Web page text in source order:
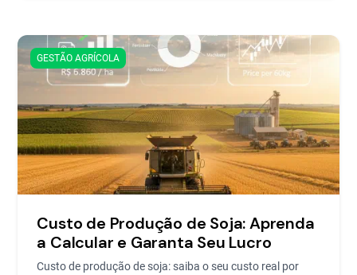
GESTÃO AGRÍCOLA
Custo de Produção de Soja: Aprenda
a Calcular e Garanta Seu Lucro
Custo de produção de soja: saiba o seu custo real por